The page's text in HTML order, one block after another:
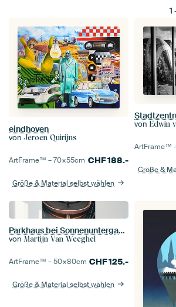
1
eindhoven
von Jeroen Quirijns
ArtFrame™ –70×55cm CHF188.-
Größe & Material selbst wählen
von Edwin
ArtFrame™
Größe &
Parkhaus bei Sonnenuntergang in Eindhoven
von Martijn Van Weeghel
ArtFrame™ –50×80cm CHF125.-
Größe & Material selbst wählen